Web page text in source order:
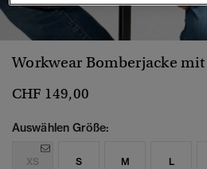
Workwear Bomberjacke mit
CHF 149,00
Auswählen Größe:
XS S M L